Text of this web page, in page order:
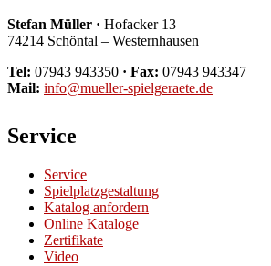
Stefan Müller · Hofacker 13
74214 Schöntal – Westernhausen
Tel: 07943 943350 · Fax: 07943 943347
Mail: info@mueller-spielgeraete.de
Service
Service
Spielplatzgestaltung
Katalog anfordern
Online Kataloge
Zertifikate
Video